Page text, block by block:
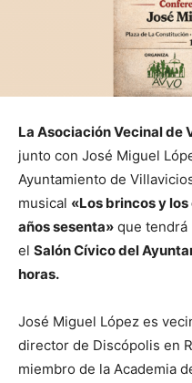
La Asociación Vecinal de
junto con José Miguel
Ayuntamiento de
musical «Los brincos y
años sesenta» que tendrá
el Salón Cívico del
horas.
José Miguel López es
director de Discópolis en
miembro de la Academia